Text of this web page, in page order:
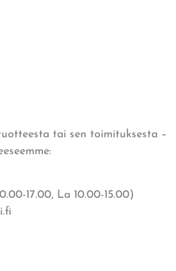
tai sen toimituksesta –
17.00, La 10.00-15.00)